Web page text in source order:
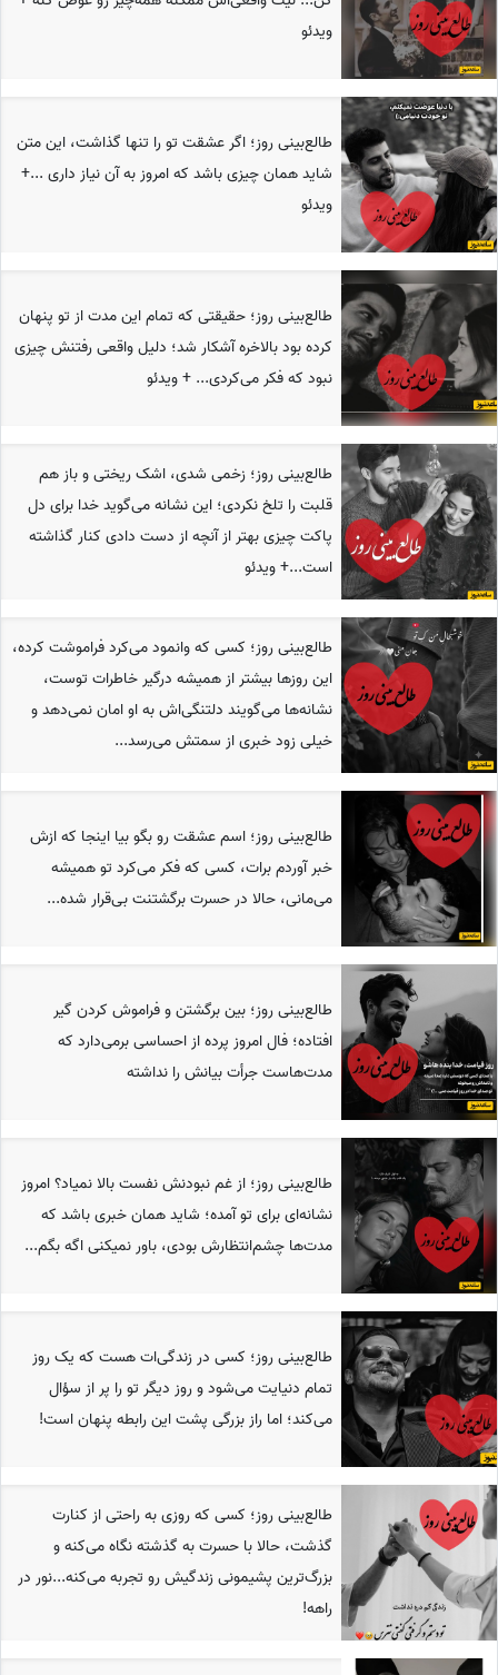
ویدئو
طالع‌بینی روز؛ اگر عشقت تو را تنها گذاشت، این متن
شاید همان چیزی باشد که امروز به آن نیاز داری ...+
ویدئو
طالع‌بینی روز؛ حقیقتی که تمام این مدت از تو پنهان
کرده بود بالاخره آشکار شد؛ دلیل واقعی رفتنش چیزی
نبود که فکر می‌کردی... + ویدئو
طالع‌بینی روز؛ زخمی شدی، اشک ریختی و باز هم
قلبت را تلخ نکردی؛ این نشانه می‌گوید خدا برای دل
پاکت چیزی بهتر از آنچه از دست دادی کنار گذاشته
است...+ ویدئو
طالع‌بینی روز؛ کسی که وانمود می‌کرد فراموشت کرده،
این روزها بیشتر از همیشه درگیر خاطرات توست،
نشانه‌ها می‌گویند دلتنگی‌اش به او امان نمی‌دهد و
خیلی زود خبری از سمتش می‌رسد...
طالع‌بینی روز؛ اسم عشقت رو بگو بیا اینجا که ازش
خبر آوردم برات، کسی که فکر می‌کرد تو همیشه
می‌مانی، حالا در حسرت برگشتنت بی‌قرار شده...
طالع‌بینی روز؛ بین برگشتن و فراموش کردن گیر
افتاده؛ فال امروز پرده از احساسی برمی‌دارد که
مدت‌هاست جرأت بیانش را نداشته
طالع‌بینی روز؛ از غم نبودنش نفست بالا نمیاد؟ امروز
نشانه‌ای برای تو آمده؛ شاید همان خبری باشد که
مدت‌ها چشم‌انتظارش بودی، باور نمیکنی اگه بگم...
طالع‌بینی روز؛ کسی در زندگی‌ات هست که یک روز
تمام دنیایت می‌شود و روز دیگر تو را پر از سؤال
می‌کند؛ اما راز بزرگی پشت این رابطه پنهان است!
طالع‌بینی روز؛ کسی که روزی به راحتی از کنارت
گذشت، حالا با حسرت به گذشته نگاه می‌کنه و
بزرگ‌ترین پشیمونی زندگیش رو تجربه می‌کنه...نور در
راهه!